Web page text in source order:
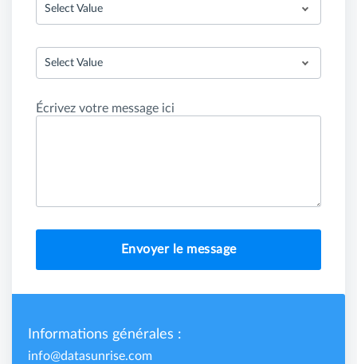
Select Value
Select Value
Écrivez votre message ici
Envoyer le message
Informations générales :
info@datasunrise.com